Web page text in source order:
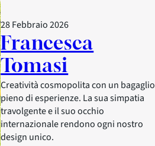
28 Febbraio 2026
Francesca
Tomasi
Creatività cosmopolita con un bagaglio
pieno di esperienze. La sua simpatia
travolgente e il suo occhio
internazionale rendono ogni nostro
design unico.